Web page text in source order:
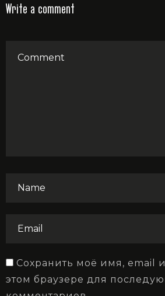
Write a comment
Сохранить моё имя, email
этом браузере для